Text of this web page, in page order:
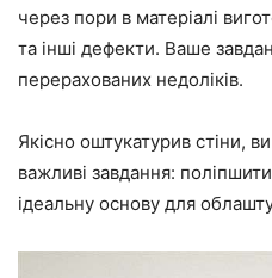
через пори в матеріалі
та інші дефекти. Ваше
перерахованих недоліків.
Якісно оштукатурив стіни,
важливі завдання:
ідеальну основу для